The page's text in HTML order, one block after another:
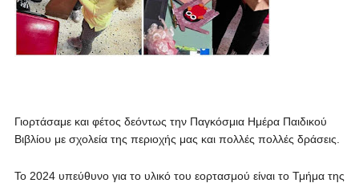
Γιορτάσαμε και φέτος δεόντως την Παγκόσμια Ημέρα Παιδικού
Βιβλίου με σχολεία της περιοχής μας και πολλές πολλές δράσεις.
Το 2024 υπεύθυνο για το υλικό του εορτασμού είναι το Τμήμα της